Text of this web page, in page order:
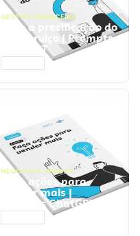
GESTÃO FINANCEIRA
Faça a precificação do
seu serviço | Prompts
ChatGPT
NEGÓCIOS, VENDAS
Faça ações para
vender mais |
Prompts ChatGPT